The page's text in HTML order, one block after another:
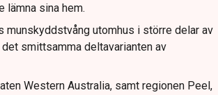
lämna sina hem.
munskyddstvång utomhus i större delar av
smittsamma deltavarianten av
Western Australia, samt regionen Peel,